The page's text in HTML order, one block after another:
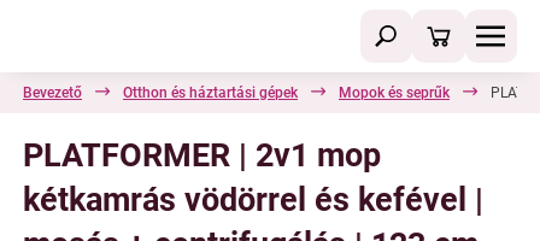
Bevezető Otthon és háztartási gépek Mopok és seprűk
PLATFORMER | 2v1 mop
kétkamrás vödörrel és kefével |